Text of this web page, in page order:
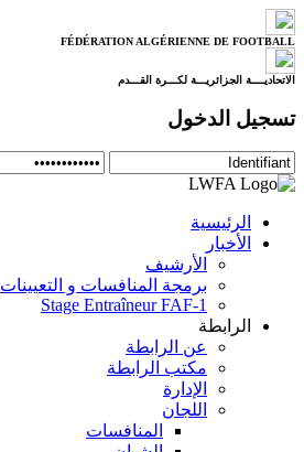
FÉDÉRATION ALGÉRIENNE DE FOOTBALL
الاتحاديــــة الجزائريـــة لكـــرة القـــدم
تسجيل الدخول
الرئيسية
الأخبار
الأرشيف
برمجة المنافسات و التعيينات
Stage Entraîneur FAF-1
الرابطة
عن الرابطة
مكتب الرابطة
الإدارة
اللجان
المنافسات